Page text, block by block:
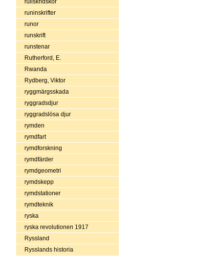
rullskridskor
runinskrifter
runor
runskrift
runstenar
Rutherford, E.
Rwanda
Rydberg, Viktor
ryggmärgsskada
ryggradsdjur
ryggradslösa djur
rymden
rymdfart
rymdforskning
rymdfärder
rymdgeometri
rymdskepp
rymdstationer
rymdteknik
ryska
ryska revolutionen 1917
Ryssland
Rysslands historia